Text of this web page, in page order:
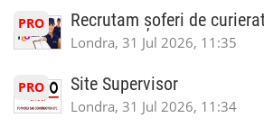
PRO Recrutam șoferi de
Londra, 31 Jul 2026, 11:35
PRO Site Supervisor
Londra, 31 Jul 2026, 11:34